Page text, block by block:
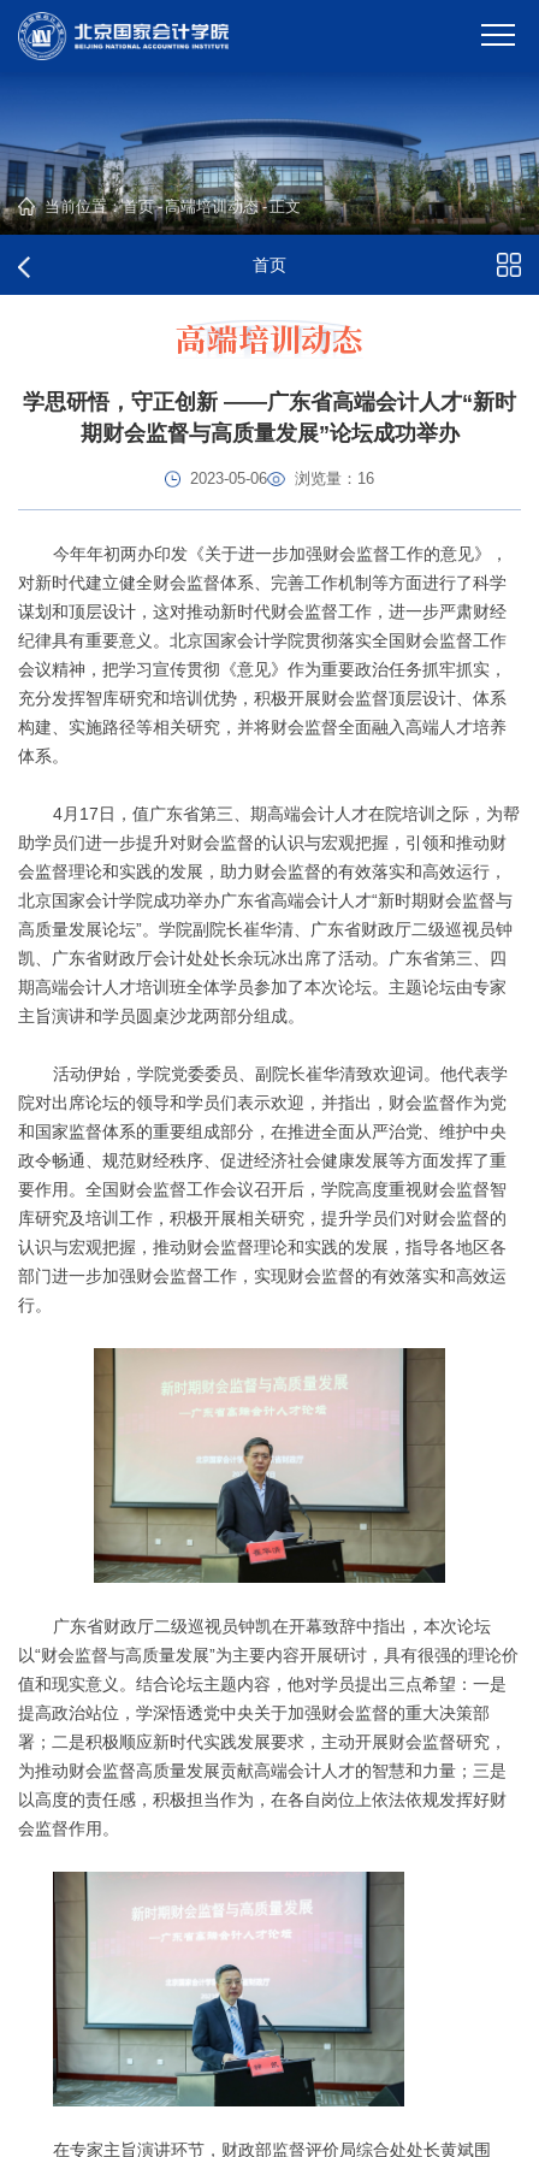
当前位置：首页-高端培训动态-正文
首页
高端培训动态
学思研悟，守正创新 ——广东省高端会计人才“新时
期财会监督与高质量发展”论坛成功举办
2023-05-06 浏览量： 16
今年年初两办印发《关于进一步加强财会监督工作的意见》，
对新时代建立健全财会监督体系、完善工作机制等方面进行了科学
谋划和顶层设计，这对推动新时代财会监督工作，进一步严肃财经
纪律具有重要意义。北京国家会计学院贯彻落实全国财会监督工作
会议精神，把学习宣传贯彻《意见》作为重要政治任务抓牢抓实，
充分发挥智库研究和培训优势，积极开展财会监督顶层设计、体系
构建、实施路径等相关研究，并将财会监督全面融入高端人才培养
体系。
4月17日，值广东省第三、期高端会计人才在院培训之际，为帮
助学员们进一步提升对财会监督的认识与宏观把握，引领和推动财
会监督理论和实践的发展，助力财会监督的有效落实和高效运行，
北京国家会计学院成功举办广东省高端会计人才“新时期财会监督与
高质量发展论坛”。学院副院长崔华清、广东省财政厅二级巡视员钟
凯、广东省财政厅会计处处长余玩冰出席了活动。广东省第三、四
期高端会计人才培训班全体学员参加了本次论坛。主题论坛由专家
主旨演讲和学员圆桌沙龙两部分组成。
活动伊始，学院党委委员、副院长崔华清致欢迎词。他代表学
院对出席论坛的领导和学员们表示欢迎，并指出，财会监督作为党
和国家监督体系的重要组成部分，在推进全面从严治党、维护中央
政令畅通、规范财经秩序、促进经济社会健康发展等方面发挥了重
要作用。全国财会监督工作会议召开后，学院高度重视财会监督智
库研究及培训工作，积极开展相关研究，提升学员们对财会监督的
认识与宏观把握，推动财会监督理论和实践的发展，指导各地区各
部门进一步加强财会监督工作，实现财会监督的有效落实和高效运
行。
广东省财政厅二级巡视员钟凯在开幕致辞中指出，本次论坛
以“财会监督与高质量发展”为主要内容开展研讨，具有很强的理论价
值和现实意义。结合论坛主题内容，他对学员提出三点希望：一是
提高政治站位，学深悟透党中央关于加强财会监督的重大决策部
署；二是积极顺应新时代实践发展要求，主动开展财会监督研究，
为推动财会监督高质量发展贡献高端会计人才的智慧和力量；三是
以高度的责任感，积极担当作为，在各自岗位上依法依规发挥好财
会监督作用。
在专家主旨演讲环节，财政部监督评价局综合处处长黄斌围